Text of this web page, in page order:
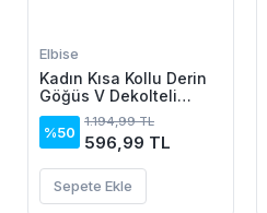
Elbise
Kadın Kısa Kollu Derin
Göğüs V Dekolteli
önden Düğmeli Leopar
Desenli Kısa Süprem
Elbise
%50
1.194,99 TL
596,99 TL
Sepete Ekle